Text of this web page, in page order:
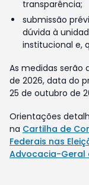
transparência;
submissão
dúvida à
institucional e,
As medidas serão
de 2026, data do
25 de outubro de
Orientações
na Cartilha de
Federais nas
Advocacia-Geral